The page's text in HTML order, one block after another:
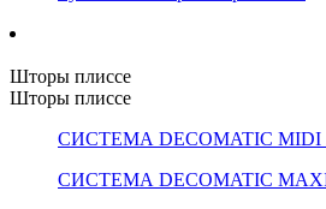
Шторы плиссе
Шторы плиссе
СИСТЕМА DECOMATIC
СИСТЕМА DECOMATIC